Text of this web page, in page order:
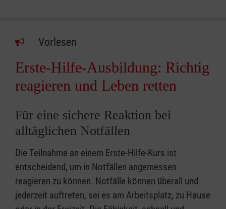
Vorlesen
Erste-Hilfe-Ausbildung: Richtig
reagieren und Leben retten
Für eine sichere Reaktion bei
alltäglichen Notfällen
Die Teilnahme an einem Erste-Hilfe-Kurs ist
entscheidend, um in Notfällen angemessen
reagieren zu können. Notfälle können überall und
jederzeit auftreten, sei es am Arbeitsplatz, zu Hause